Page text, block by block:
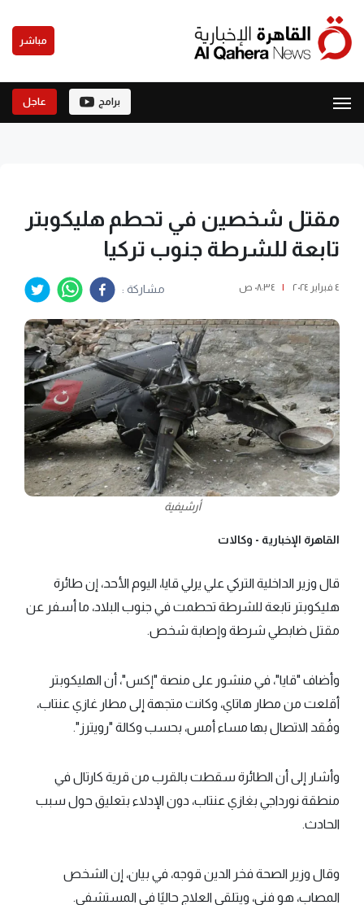
مباشر
برامج عاجل
مقتل شخصين في تحطم هليكوبتر
تابعة للشرطة جنوب تركيا
٤ فبراير ٢٠٢٤ | ٠٨:٣٤ ص مشاركة :
أرشيفية
القاهرة الإخبارية - وكالات
قال وزير الداخلية التركي علي يرلي قايا، اليوم الأحد، إن طائرة
هليكوبتر تابعة للشرطة تحطمت في جنوب البلاد، ما أسفر عن
مقتل ضابطي شرطة وإصابة شخص.
وأضاف "قايا"، في منشور على منصة "إكس"، أن الهليكوبتر
أقلعت من مطار هاتاي، وكانت متجهة إلى مطار غازي عنتاب،
وفُقد الاتصال بها مساء أمس، بحسب وكالة "رويترز".
وأشار إلى أن الطائرة سقطت بالقرب من قرية كارتال في
منطقة نورداجي بغازي عنتاب، دون الإدلاء بتعليق حول سبب
الحادث.
وقال وزير الصحة فخر الدين قوجه، في بيان، إن الشخص
المصاب، هو فني، ويتلقى العلاج حاليًا في المستشفى.